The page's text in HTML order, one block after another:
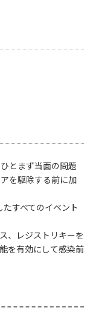
とまず当面の問題
を駆除する前に加
すべてのイベント
、レジストリキーを
を有効にして感染前